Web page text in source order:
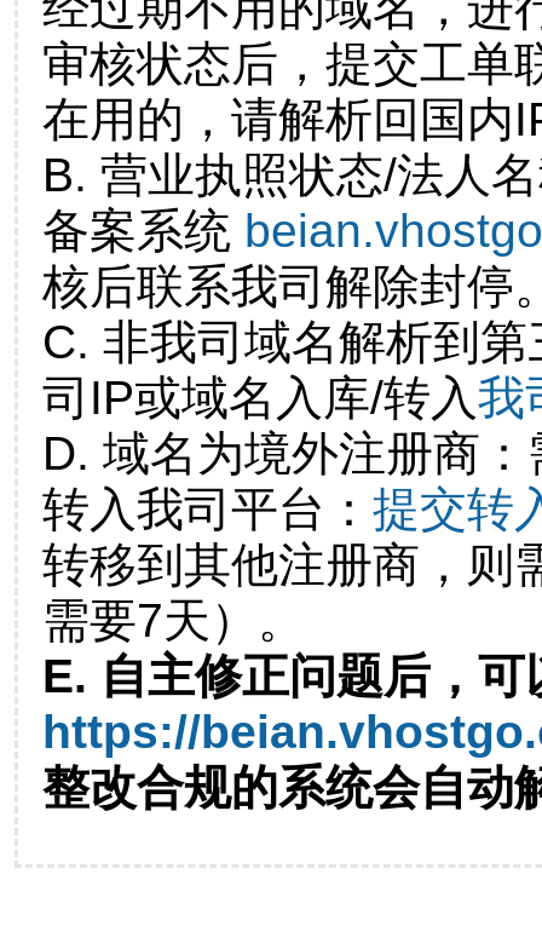
审核状态后，提交工单
在用的，请解析回国内
B. 营业执照状态/法人
备案系统
核后联系我司解除封停
C. 非我司域名解析到
司IP或域名入库/转入我
D. 域名为境外注册商
转入我司平台： 提交转
转移到其他注册商，则
需要7天）。
E. 自主修正问题后，可
https://
整改合规的系统会自动